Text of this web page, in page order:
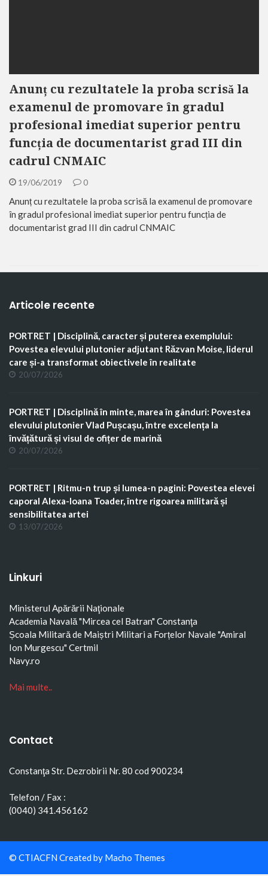
Anunț cu rezultatele la proba scrisă la
examenul de promovare în gradul
profesional imediat superior pentru
funcția de documentarist grad III din
cadrul CNMAIC
19/06/2019 0
Anunț cu rezultatele la proba scrisă la examenul de promovare
în gradul profesional imediat superior pentru funcția de
documentarist grad III din cadrul CNMAIC
Articole recente
PORTRET | Disciplină, caracter și puterea exemplului:
Povestea elevului plutonier adjutant Răzvan Moise, liderul
care și-a transformat obiectivele în realitate
20/07/2026
PORTRET | Disciplină în minte, marea în gânduri: Povestea
elevului plutonier Vlad Pușcașu, între excelența la
învățătură și visul de ofițer de marină
20/07/2026
PORTRET | Ritmu-n trup și lumea-n pagini: Povestea elevei
caporal Alexa-Ioana Toader, între rigoarea militară și
sensibilitatea artei
13/07/2026
Linkuri
Ministerul Apărării Naţionale
Academia Navală "Mircea cel Batran" Constanţa
Școala Militară de Maiștri Militari a Forțelor Navale "Amiral
Ion Murgescu" Certmil
Navy.ro
Mai multe..
Contact
Constanţa Str. Dezrobirii Nr. 80 cod 900234
Telefon / Fax :
(0040) 341.456162
© CTIACFN Created by Macho Themes